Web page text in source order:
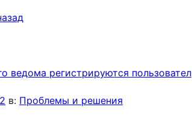
ведома регистрируются пользовател
в: Проблемы и решения